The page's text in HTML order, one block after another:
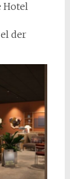
Hotel
der